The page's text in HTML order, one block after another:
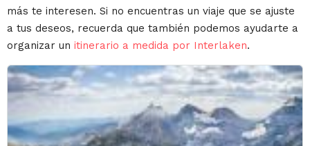
más te interesen. Si no encuentras un viaje que se ajuste
a tus deseos, recuerda que también podemos ayudarte a
organizar un itinerario a medida por Interlaken.